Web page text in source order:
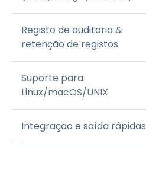
Registo de auditoria &
retenção de registos
Suporte para
Linux/macOS/UNIX
Integração e saída rápidas